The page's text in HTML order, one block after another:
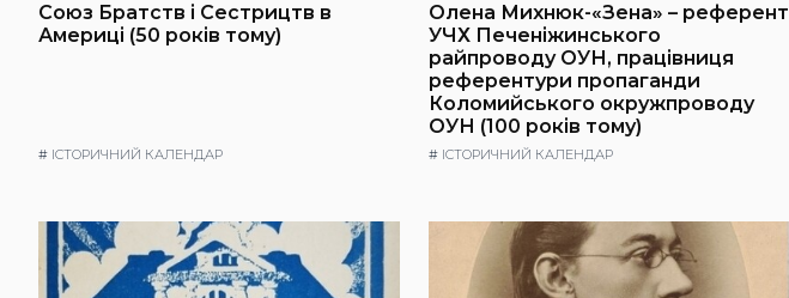
Союз Братств і Сестрицтв в
Америці (50 років тому)
# ІСТОРИЧНИЙ КАЛЕНДАР
Олена Михнюк-«Зена» – референт
УЧХ Печеніжинського
райпроводу ОУН, працівниця
референтури пропаганди
Коломийського окружпроводу
ОУН (100 років тому)
# ІСТОРИЧНИЙ КАЛЕНДАР